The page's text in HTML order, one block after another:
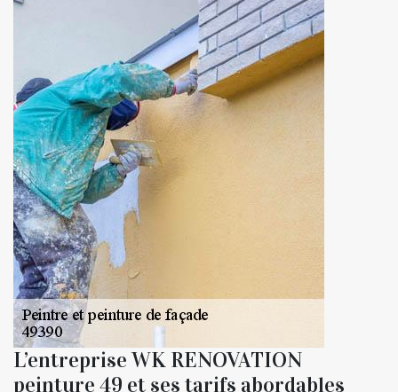
L’entreprise WK RENOVATION
peinture 49 et ses tarifs abordables